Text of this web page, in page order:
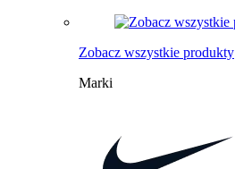
Zobacz wszystkie produkty
Marki